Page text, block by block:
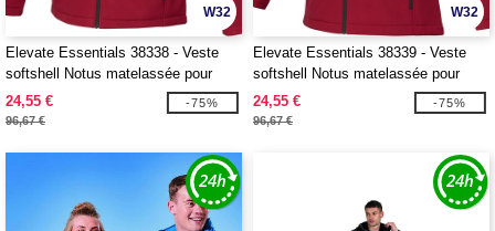
W32
Elevate Essentials 38338 - Veste
softshell Notus matelassée pour
homme
24,55 €
96,67 €
-75%
W32
Elevate Essentials 38339 - Veste
softshell Notus matelassée pour
femme
24,55 €
96,67 €
-75%